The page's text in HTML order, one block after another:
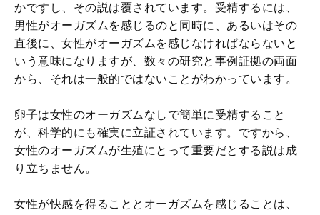
かですし、その説は覆されています。受精するには、
男性がオーガズムを感じるのと同時に、あるいはその
直後に、女性がオーガズムを感じなければならないと
いう意味になりますが、数々の研究と事例証拠の両面
から、それは一般的ではないことがわかっています。
卵子は女性のオーガズムなしで簡単に受精すること
が、科学的にも確実に立証されています。ですから、
女性のオーガズムが生殖にとって重要だとする説は成
り立ちません。
女性が快感を得ることとオーガズムを感じることは、